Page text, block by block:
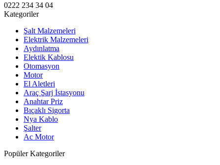
0222 234 34 04
Kategoriler
Şalt Malzemeleri
Elektrik Malzemeleri
Aydınlatma
Elektik Kablosu
Otomasyon
Motor
El Aletleri
Araç Şarj İstasyonu
Anahtar Priz
Bıçaklı Sigorta
Nya Kablo
Şalter
Ac Motor
Popüler Kategoriler